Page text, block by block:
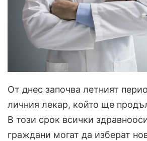
От днес започва летният
личния лекар, който ще
В този срок всички
граждани могат да изберат